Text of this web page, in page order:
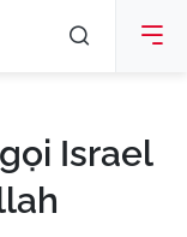
Israel